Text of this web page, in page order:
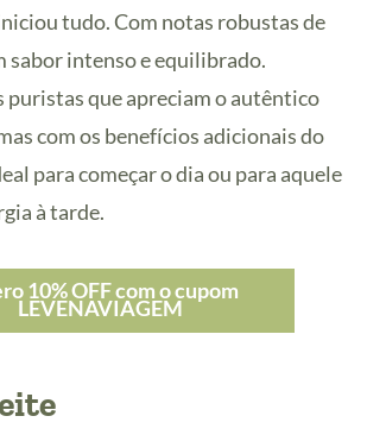
tudo. Com notas robustas de
sabor intenso e equilibrado.
puristas que apreciam o autêntico
com os benefícios adicionais do
para começar o dia ou para aquele
à tarde.
10% OFF com o cupom
LEVENAVIAGEM